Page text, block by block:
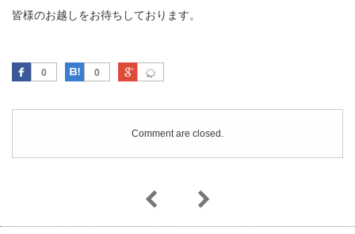
皆様のお越しをお待ちしております。
0
Facebook 0
はてなブックマーク
Google Plus
Comment are closed.